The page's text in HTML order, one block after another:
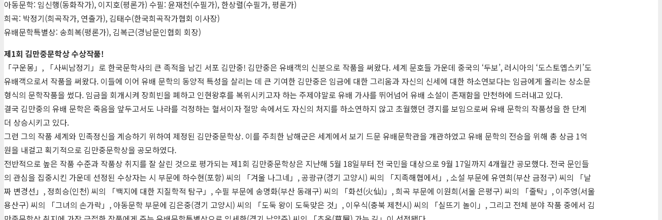
아동문학: 임신행(동화작가), 이지호(평론가) 수필: 윤재천(수필가), 한상렬(수필가, 평론가)
희곡: 박정기(희곡작가, 연출가), 김태수(한국희곡작가협회 이사장)
유배문학특별상: 송희복(평론가), 김복근(경남문인협회 회장)
제1회 김만중문학상 수상작품!
「구운몽」, 「사씨남정기」로 한국문학사의 큰 족적을 남긴 서포 김만중! 김만중은 유배객의 신분으로 작품을 써왔다. 세계 문호들 가운데 중국의 ‘두보’, 러시아의 ‘도스토옙스키’도
유배객으로서 작품을 써왔다. 이들에 이어 유배 문학의 동양적 특성을 살리는 데 큰 기여한 김만중은 임금에 대한 그리움과 자신의 신세에 대한 하소연보다는 임금에게 올리는 상소문
형식의 문학작품을 썼다. 임금을 회개시켜 장희빈을 폐하고 인현왕후를 복위시키고자 하는 주제야말로 유배 가사를 뛰어넘어 유배 소설이 존재함을 만천하에 드러내고 있다.
결국 김만중의 유배 문학은 죽음을 앞두고서도 나라를 걱정하는 혈서이자 절망 속에서도 자신의 처지를 하소연하지 않고 초월했던 경지를 보임으로써 유배 문학의 작품성을 한 단계
더 상승시키고 있다.
그런 그의 작품 세계와 민족정신을 계승하기 위하여 제정된 김만중문학상. 이를 주최한 남해군은 세계에서 보기 드문 유배문학관을 개관하였고 유배 문학의 전승을 위해 총 상금 1억
원을 내걸고 획기적으로 김만중문학상을 공모하였다.
전반적으로 높은 작품 수준과 작품상 취지를 잘 살린 것으로 평가되는 제1회 김만중문학상은 지난해 5월 18일부터 전 국민을 대상으로 9월 17일까지 4개월간 공모했다. 전국 문인들
의 관심을 집중시킨 가운데 선정된 수상자는 시 부문에 하수현(포항) 씨의 「겨울 나그네」, 공광규(경기 고양시) 씨의 「지족해협에서」, 소설 부문에 유연희(부산 금정구) 씨의 「날
짜 변경선」, 정희승(인천) 씨의 「백지에 대한 지질학적 탐구」, 수필 부문에 송명화(부산 동래구) 씨의 「화선(火仙)」, 희곡 부문에 이원희(서울 은평구) 씨의 「줄탁」, 이주영(서울
용산구) 씨의 「그녀의 손가락」, 아동문학 부문에 김은중(경기 고양시) 씨의 「도둑 왕이 도둑맞은 것」, 이우식(충북 제천시) 씨의 「실뜨기 놀이」, 그리고 전체 분야 작품 중에서 김